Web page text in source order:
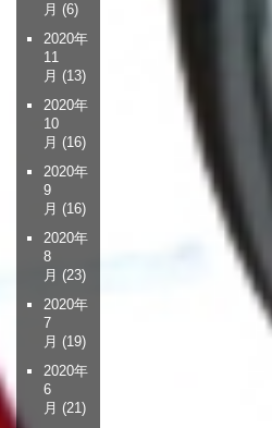
月 (6)
2020年
11
月 (13)
2020年
10
月 (16)
2020年
9
月 (16)
2020年
8
月 (23)
2020年
7
月 (19)
2020年
6
月 (21)